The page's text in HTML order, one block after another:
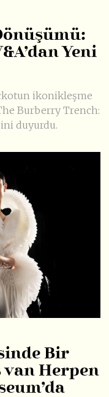
Yeni
ikonikleşme
Burberry Trench:
duyurdu.
Bir
Herpen